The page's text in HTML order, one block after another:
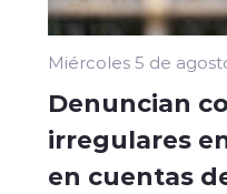
Miércoles 5 de
Denuncian
irregulares
en cuentas